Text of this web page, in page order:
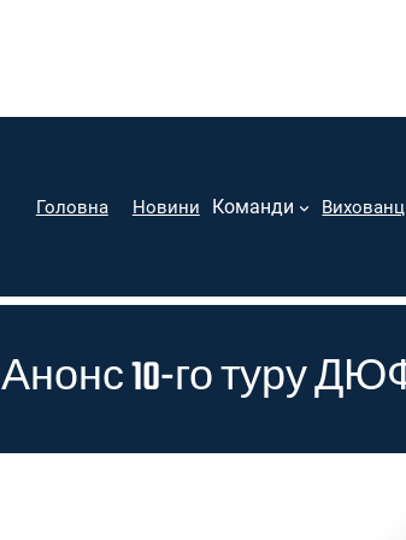
Головна Новини Команди
Анонс 10-го туру